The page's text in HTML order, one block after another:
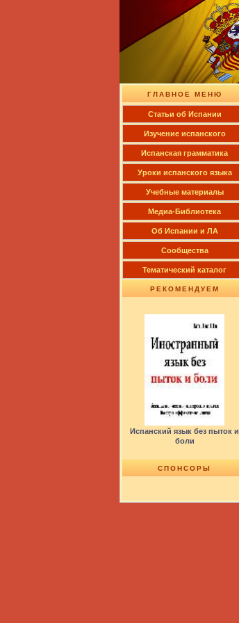
ГЛАВНОЕ МЕНЮ
Cтатьи об Испании
Изучение испанского
Испанская грамматика
Уроки испанского языка
Учебные материалы
Медиа-Библиотека
Об Испании и ЛА
Сообщества
Тематический каталог
РЕКОМЕНДУЕМ
Испанский язык без пыток и
боли
СПОНСОРЫ